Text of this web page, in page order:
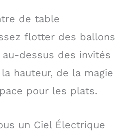
de table
flotter des ballons
dessus des invités
hauteur, de la magie
pour les plats.
un Ciel Électrique